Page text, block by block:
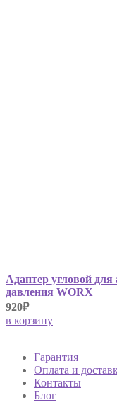
Адаптер угловой
давления WORX
920₽
в корзину
Гарантия
Оплата и
Контакты
Блог